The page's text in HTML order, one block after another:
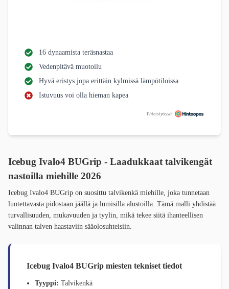
16 dynaamista teräsnastaa
Vedenpitävä muotoilu
Hyvä eristys jopa erittäin kylmissä lämpötiloissa
Istuvuus voi olla hieman kapea
Yhteistyössä
Icebug Ivalo4 BUGrip - Laadukkaat talvikengät
nastoilla miehille 2026
Icebug Ivalo4 BUGrip on suosittu talvikenkä miehille, joka tunnetaan
luotettavasta pidostaan jäällä ja lumisilla alustoilla. Tämä malli yhdistää
turvallisuuden, mukavuuden ja tyylin, mikä tekee siitä ihanteellisen
valinnan talven haastaviin sääolosuhteisiin.
Icebug Ivalo4 BUGrip miesten tekniset tiedot
Tyyppi: Talvikenkä